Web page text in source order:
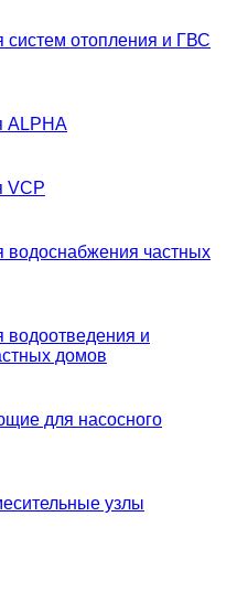
систем отопления и ГВС
ALPHA
VCP
водоснабжения частных
водоотведения и
домов
для насосного
узлы